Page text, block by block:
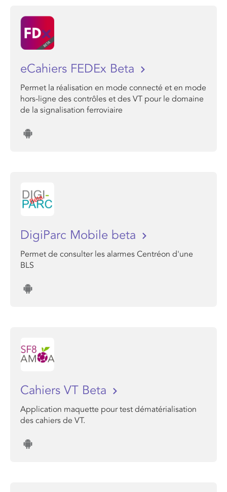
eCahiers FEDEx Beta
Permet la réalisation en mode connecté et en mode
hors-ligne des contrôles et des VT pour le domaine
de la signalisation ferroviaire
DigiParc Mobile beta
Permet de consulter les alarmes Centréon d'une
BLS
Cahiers VT Beta
Application maquette pour test dématérialisation
des cahiers de VT.